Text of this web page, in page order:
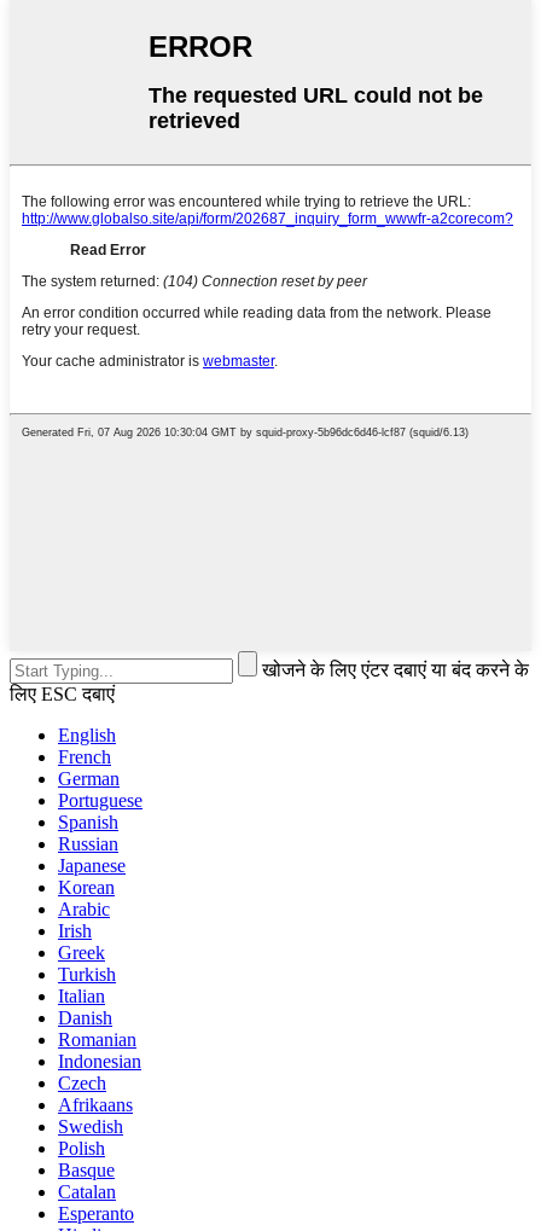
खोजने के लिए एंटर दबाएं या बंद करने के
लिए ESC दबाएं
English
French
German
Portuguese
Spanish
Russian
Japanese
Korean
Arabic
Irish
Greek
Turkish
Italian
Danish
Romanian
Indonesian
Czech
Afrikaans
Swedish
Polish
Basque
Catalan
Esperanto